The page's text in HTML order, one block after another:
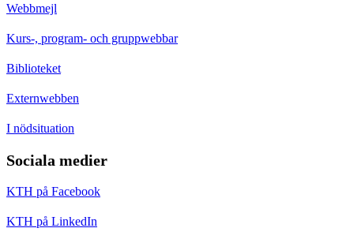
Webbmejl
Kurs-, program- och gruppwebbar
Biblioteket
Externwebben
I nödsituation
Sociala medier
KTH på Facebook
KTH på LinkedIn